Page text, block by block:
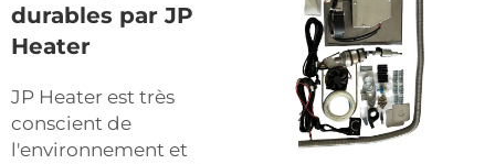
durables par JP
Heater
JP Heater est très
conscient de
l'environnement et